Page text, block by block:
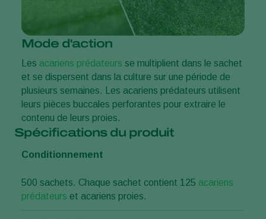
Mode d'action
Les acariens prédateurs se multiplient dans le sachet
et se dispersent dans la culture sur une période de
plusieurs semaines. Les acariens prédateurs utilisent
leurs pièces buccales perforantes pour extraire le
contenu de leurs proies.
Spécifications du produit
Conditionnement
500 sachets. Chaque sachet contient 125 acariens
prédateurs et acariens proies.